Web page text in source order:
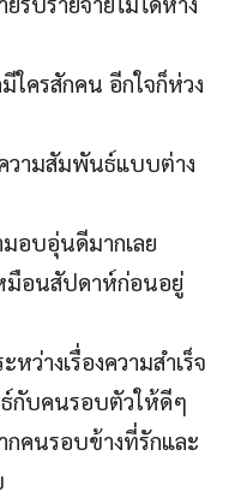
ใครสักคน อีกใจก็ห่วง
วามสัมพันธ์แบบต่าง
อบอุ่นดีมากเลย
มือนสัปดาห์ก่อนอยู่
หว่างเรื่องความสำเร็จ
กับคนรอบตัวให้ดีๆ
กคนรอบข้างที่รักและ